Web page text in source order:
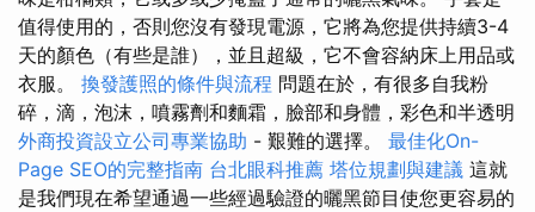
值得使用的，否則您沒有發現電源，它將為您提供持續3-4
天的顏色（有些是誰），並且超級，它不會容納床上用品或
衣服。 換發護照的條件與流程 問題在於，有很多自我粉
碎，滴，泡沫，噴霧劑和麵霜，臉部和身體，彩色和半透明
外商投資設立公司專業協助 - 艱難的選擇。 最佳化On-
Page SEO的完整指南 台北眼科推薦 塔位規劃與建議 這就
是我們現在希望通過一些經過驗證的曬黑節目使您更容易的